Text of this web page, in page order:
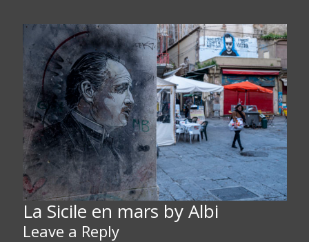
La Sicile en mars by Albi
Leave a Reply